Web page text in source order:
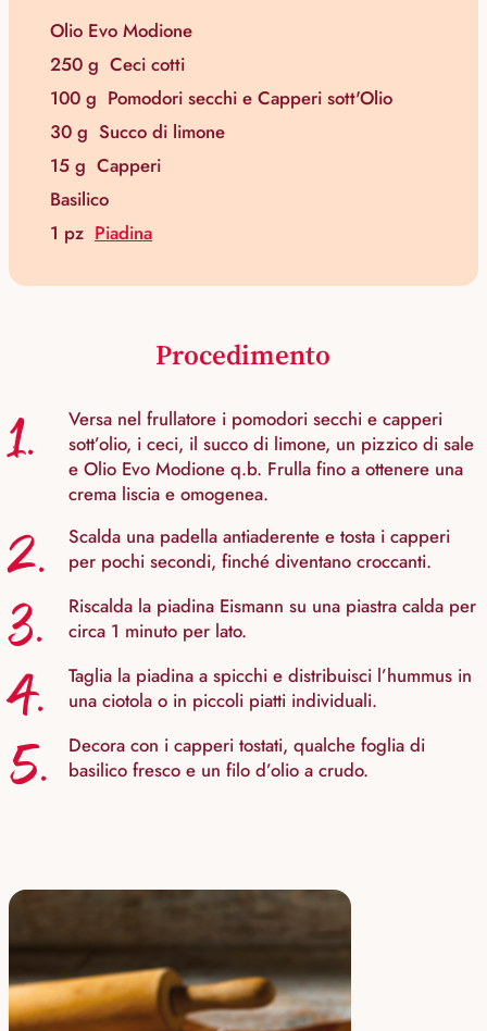
Olio Evo Modione
250 g Ceci cotti
100 g Pomodori secchi e Capperi sott'Olio
30 g Succo di limone
15 g Capperi
Basilico
1 pz Piadina
Procedimento
1.
Versa nel frullatore i pomodori secchi e capperi
sott’olio, i ceci, il succo di limone, un pizzico di sale
e Olio Evo Modione q.b. Frulla fino a ottenere una
crema liscia e omogenea.
2.
Scalda una padella antiaderente e tosta i capperi
per pochi secondi, finché diventano croccanti.
3.
Riscalda la piadina Eismann su una piastra calda per
circa 1 minuto per lato.
4.
Taglia la piadina a spicchi e distribuisci l’hummus in
una ciotola o in piccoli piatti individuali.
5.
Decora con i capperi tostati, qualche foglia di
basilico fresco e un filo d’olio a crudo.